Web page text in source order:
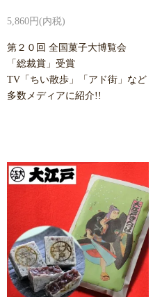
5,860円(内税)
第２０回 全国菓子大博覧会
「総裁賞」受賞
TV「ちい散歩」「アド街」など
多数メディアに紹介!!